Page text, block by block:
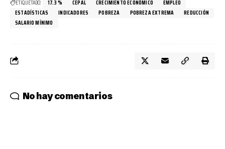
ETIQUETADO: 17.3 % CEPAL CRECIMIENTO ECONÓMICO
EMPLEO
ESTADÍSTICAS
INDICADORES POBREZA POBREZA EXTREMA
REDUCCIÓN
SALARIO MÍNIMO
No hay comentarios